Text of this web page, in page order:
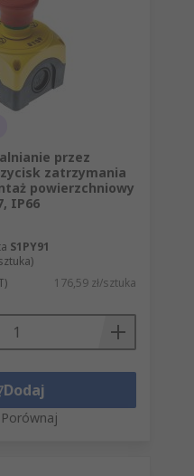
przez
zatrzymania
powierzchniowy
IP66
S1PY91
176,59 zł/sztuka
Dodaj
Porównaj